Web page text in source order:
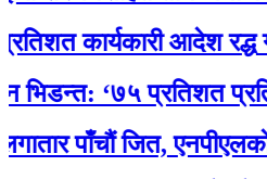
आदेश रद्ध गरेको
‘७५ प्रतिशत
पाँचौं जित, एनपीएलकाे